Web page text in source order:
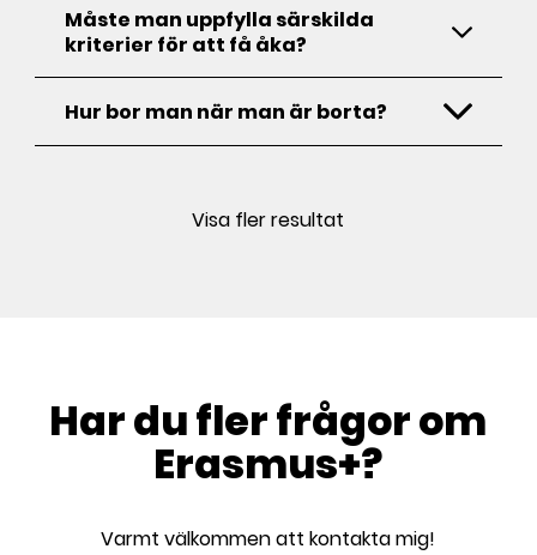
Måste man uppfylla särskilda
kriterier för att få åka?
Hur bor man när man är borta?
Visa fler resultat
Har du fler frågor om
Erasmus+?
Varmt välkommen att kontakta mig!